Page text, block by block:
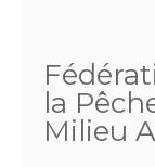
la
Milieu